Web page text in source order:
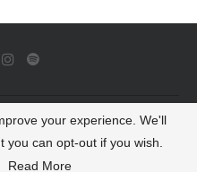
All Rights Reserved
TOP
your experience. We'll
can opt-out if you wish.
Read More